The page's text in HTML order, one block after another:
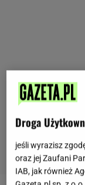
Droga
jeśli wyrazisz
oraz jej Zaufani
IAB, jak również